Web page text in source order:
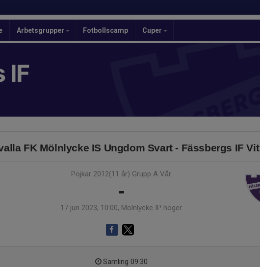
Arbetsgrupper Fotbollscamp Cuper
IF
FK Mölnlycke IS Ungdom Svart - Fässbergs IF Vit
Pojkar 2012(11 år) Grupp A Vår
-
17 jun 2023, 10:00, Mölnlycke IP höger
Samling 09:30